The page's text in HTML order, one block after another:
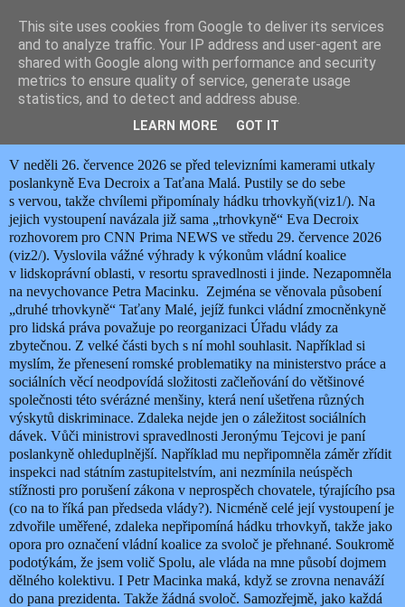
JEMELIK ZDENĚK
středa 29. července 2026
EVA DECROIX NA VÁLEČNÉ STEZCE
V neděli 26. července 2026 se před televizními kamerami utkaly
poslankyně Eva Decroix a Taťana Malá. Pustily se do sebe
s vervou, takže chvílemi připomínaly hádku trhovkyň(viz1/). Na
jejich vystoupení navázala již sama „trhovkyně“ Eva Decroix
rozhovorem pro CNN Prima NEWS ve středu 29. července 2026
(viz2/). Vyslovila vážné výhrady k výkonům vládní koalice
v lidskoprávní oblasti, v resortu spravedlnosti i jinde. Nezapomněla
na nevychovance Petra Macinku. Zejména se věnovala působení
„druhé trhovkyně“ Taťany Malé, jejíž funkci vládní zmocněnkyně
pro lidská práva považuje po reorganizaci Úřadu vlády za
zbytečnou. Z velké části bych s ní mohl souhlasit. Například si
myslím, že přenesení romské problematiky na ministerstvo práce a
sociálních věcí neodpovídá složitosti začleňování do většinové
společnosti této svérázné menšiny, která není ušetřena různých
výskytů diskriminace. Zdaleka nejde jen o záležitost sociálních
dávek. Vůči ministrovi spravedlnosti Jeronýmu Tejcovi je paní
poslankyně ohleduplnější. Například mu nepřipomněla záměr zřídit
inspekci nad státním zastupitelstvím, ani nezmínila neúspěch
stížnosti pro porušení zákona v neprospěch chovatele, týrajícího psa
(co na to říká pan předseda vlády?). Nicméně celé její vystoupení je
zdvořile uměřené, zdaleka nepřipomíná hádku trhovkyň, takže jako
opora pro označení vládní koalice za svoloč je přehnané. Soukromě
podotýkám, že jsem volič Spolu, ale vláda na mne působí dojmem
dělného kolektivu. I Petr Macinka maká, když se zrovna nenaváží
do pana prezidenta. Takže žádná svoloč. Samozřejmě, jako každá
This site uses cookies from Google to deliver its services
and to analyze traffic. Your IP address and user-agent are
shared with Google along with performance and security
metrics to ensure quality of service, generate usage
statistics, and to detect and address abuse.
LEARN MORE GOT IT